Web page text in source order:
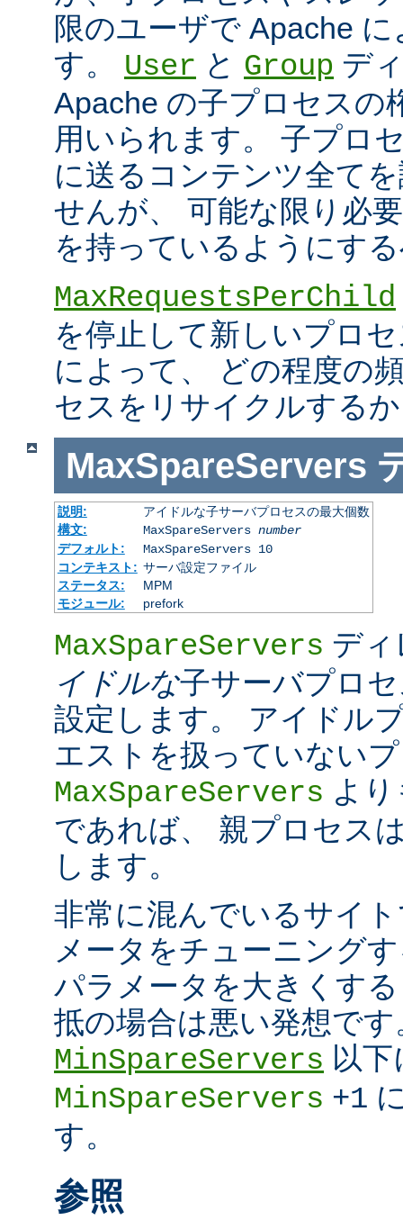
限のユーザで Apache
す。 User と Group デ
Apache の子プロセスの
用いられます。 子プロ
に送るコンテンツ全て
せんが、 可能な限り必
を持っているようにす
MaxRequestsPerChild
を停止して新しいプロ
によって、 どの程度の
セスをリサイクルする
MaxSpareServers
説明:
アイドルな子サーバプロセスの最大個数
構文:
MaxSpareServers number
デフォルト:
MaxSpareServers 10
コンテキスト: サーバ設定ファイル
ステータス:
MPM
モジュール:
prefork
MaxSpareServers デ
イドルな子サーバプロ
設定します。 アイドル
エストを扱っていない
MaxSpareServers よ
であれば、 親プロセス
します。
非常に混んでいるサイ
メータをチューニング
パラメータを大きくす
抵の場合は悪い発想です
MinSpareServers 以
MinSpareServers +1
す。
参照